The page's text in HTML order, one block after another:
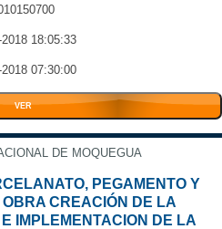
2018 18:05:33
2018 07:30:00
VER
DE MOQUEGUA
PEGAMENTO Y
CREACIÓN DE LA
IMPLEMENTACION DE LA